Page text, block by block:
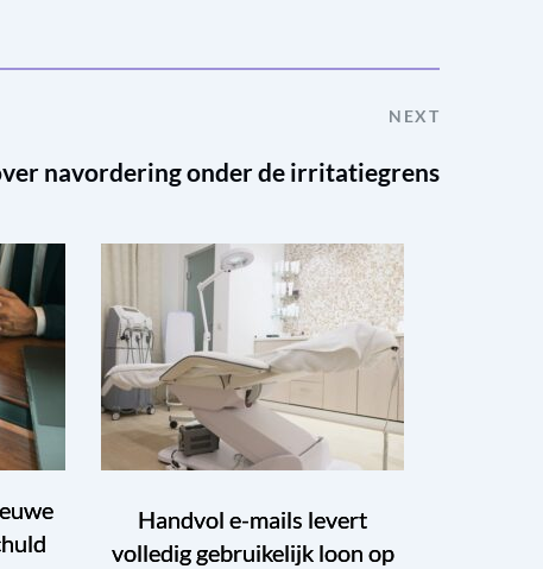
NEXT
navordering onder de irritatiegrens
Handvol e-mails levert
volledig gebruikelijk loon op